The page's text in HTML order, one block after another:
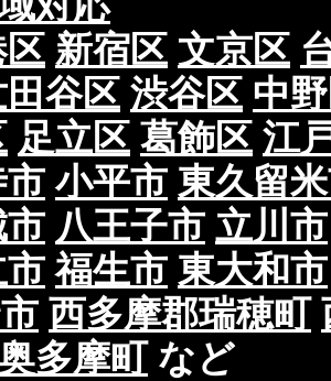
新宿区 文京区
谷区 渋谷区 中
足立区 葛飾区 江
市 小平市 東久留
八王子市 立川市
市 福生市 東大和市
西多摩郡瑞穂町
多摩町など